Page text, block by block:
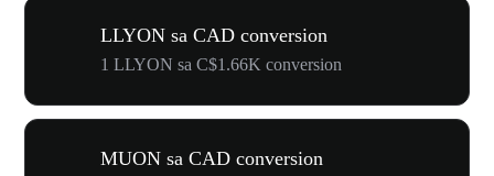
LLYON sa CAD conversion
1 LLYON sa C$1.66K conversion
MUON sa CAD conversion